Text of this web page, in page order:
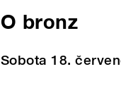
O bronz
Sobota 18.